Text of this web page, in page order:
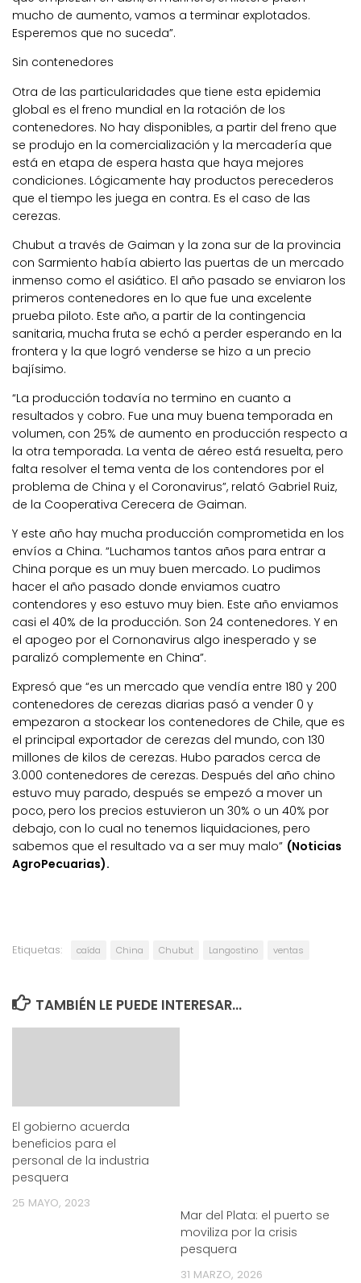
mucho de aumento, vamos a terminar explotados.
Esperemos que no suceda”.
Sin contenedores
Otra de las particularidades que tiene esta epidemia
global es el freno mundial en la rotación de los
contenedores. No hay disponibles, a partir del freno que
se produjo en la comercialización y la mercadería que
está en etapa de espera hasta que haya mejores
condiciones. Lógicamente hay productos perecederos
que el tiempo les juega en contra. Es el caso de las
cerezas.
Chubut a través de Gaiman y la zona sur de la provincia
con Sarmiento había abierto las puertas de un mercado
inmenso como el asiático. El año pasado se enviaron los
primeros contenedores en lo que fue una excelente
prueba piloto. Este año, a partir de la contingencia
sanitaria, mucha fruta se echó a perder esperando en la
frontera y la que logró venderse se hizo a un precio
bajísimo.
“La producción todavía no termino en cuanto a
resultados y cobro. Fue una muy buena temporada en
volumen, con 25% de aumento en producción respecto a
la otra temporada. La venta de aéreo está resuelta, pero
falta resolver el tema venta de los contendores por el
problema de China y el Coronavirus”, relató Gabriel Ruiz,
de la Cooperativa Cerecera de Gaiman.
Y este año hay mucha producción comprometida en los
envíos a China. “Luchamos tantos años para entrar a
China porque es un muy buen mercado. Lo pudimos
hacer el año pasado donde enviamos cuatro
contendores y eso estuvo muy bien. Este año enviamos
casi el 40% de la producción. Son 24 contenedores. Y en
el apogeo por el Cornonavirus algo inesperado y se
paralizó complemente en China”.
Expresó que “es un mercado que vendía entre 180 y 200
contenedores de cerezas diarias pasó a vender 0 y
empezaron a stockear los contenedores de Chile, que es
el principal exportador de cerezas del mundo, con 130
millones de kilos de cerezas. Hubo parados cerca de
3.000 contenedores de cerezas. Después del año chino
estuvo muy parado, después se empezó a mover un
poco, pero los precios estuvieron un 30% o un 40% por
debajo, con lo cual no tenemos liquidaciones, pero
sabemos que el resultado va a ser muy malo” (Noticias
AgroPecuarias).
Etiquetas: caída China Chubut Langostino ventas
TAMBIÉN LE PUEDE INTERESAR...
El gobierno acuerda
beneficios para el
personal de la industria
pesquera
25 MAYO, 2023
Mar del Plata: el puerto se
moviliza por la crisis
pesquera
31 MARZO, 2026